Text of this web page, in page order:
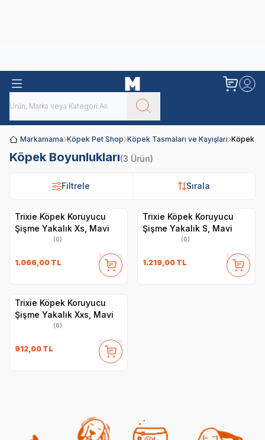
Markamama Köpek Pet Shop Köpek Tasmaları ve Kayışları Köpek
Köpek Boyunlukları(3 Ürün)
Filtrele Sırala
Filtrele Sırala
Trixie Köpek Koruyucu
Şişme Yakalık Xs, Mavi
(0)
1.066,00 TL
Trixie Köpek Koruyucu
Şişme Yakalık S, Mavi
(0)
1.219,00 TL
Trixie Köpek Koruyucu
Şişme Yakalık Xxs, Mavi
(0)
912,00 TL